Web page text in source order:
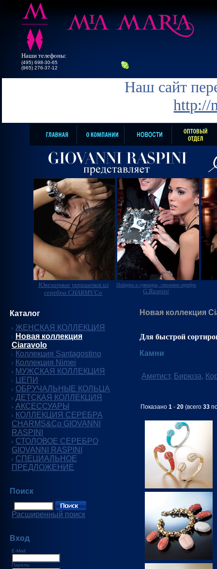
Наши телефоны:
(495) 698-30-65
(965) 276-37-12
Наш сайт
http://
Ювелирные украшения из
серебра CHARMS'Co
Подарки и сувениры, столовое серебро
G.Raspini
Каталог
ЖЕНСКАЯ КОЛЛЕКЦИЯ
Новая коллекция
Ciaravolo
Коллекция Santagostino
Коллекция Nimei
МУЖСКАЯ КОЛЛЕКЦИЯ
ЦЕПИ
ОБРУЧАЛЬНЫЕ КОЛЬЦА
ДЕТСКАЯ КОЛЛЕКЦИЯ
АКСЕССУАРЫ
КОЛЛЕКЦИЯ СЕРЕБРА
CHARMS&Co GIOVANNI
RASPINI
СТОЛОВОЕ СЕРЕБРО
GIOVANNI RASPINI
СПЕЦИАЛЬНОЕ
ПРЕДЛОЖЕНИЕ
Поиск
Расширенный поиск
Вход
E-Mail:
Пароль:
Новая коллекция
Для быстрой
Камни
Аметист, Бирюза,
Показано 1 - 20 (всего 33